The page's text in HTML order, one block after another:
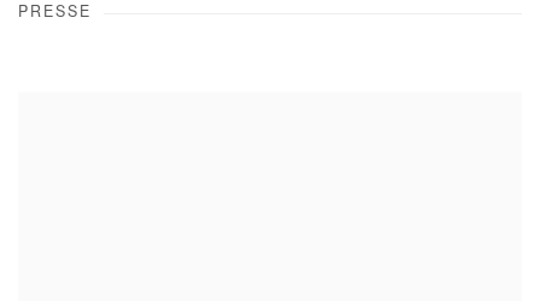
PRESSE